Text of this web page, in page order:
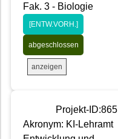
Fak. 3 - Biologie
[ENTW.VORH.]
abgeschlossen
anzeigen
Projekt-ID:865
Akronym: KI-Lehramt